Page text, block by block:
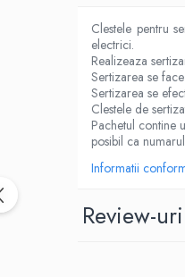
Clestele pentru
electrici.
Realizeaza
Sertizarea se
Sertizarea se
Clestele de
Pachetul contine
posibil ca
Informatii
Review-uri